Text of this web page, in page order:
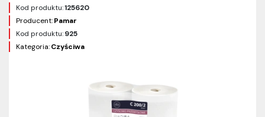
Kod produktu:125620
Producent:Pamar
Kod produktu:925
Kategoria:Czyściwa